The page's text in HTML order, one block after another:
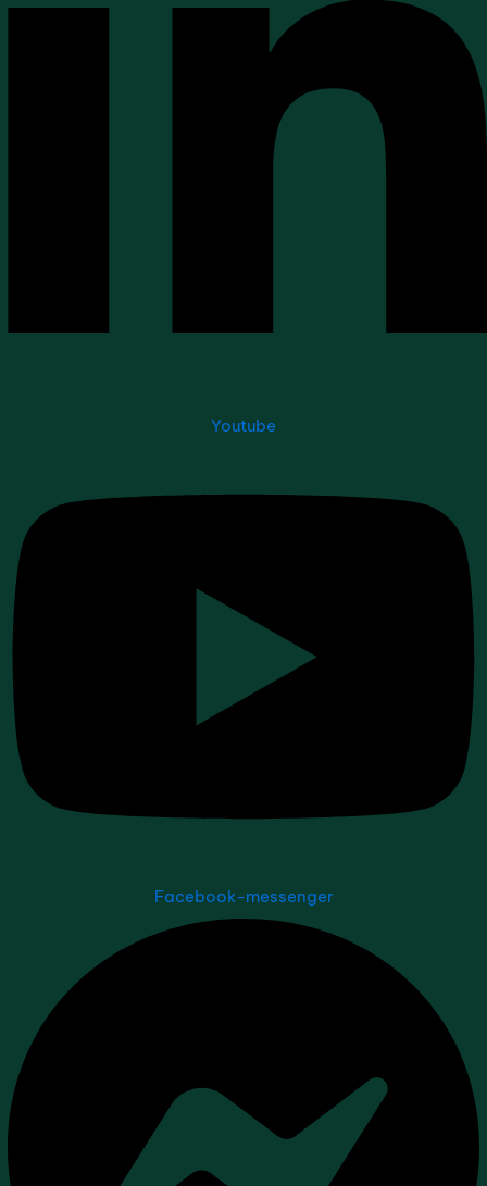
Youtube
Facebook-messenger